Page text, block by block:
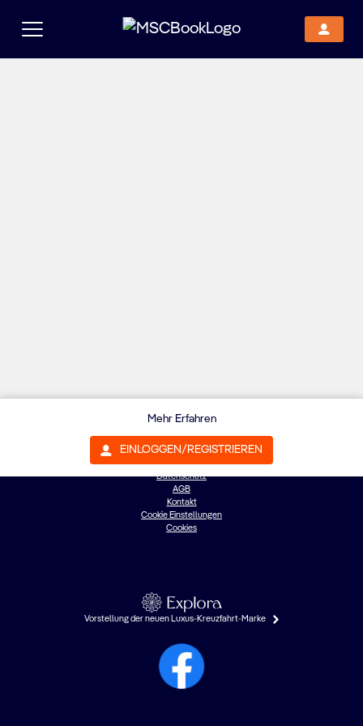
©{0}: MSC Cruises S.A.
Datenschutz
AGB
Kontakt
Cookie Einstellungen
Cookies
Vorstellung der neuen Luxus-Kreuzfahrt-Marke
Mehr Erfahren
EINLOGGEN/REGISTRIEREN